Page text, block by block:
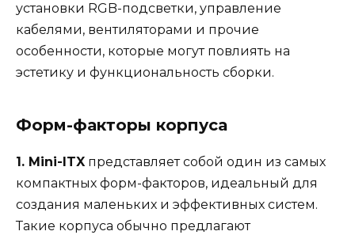
установки RGB-подсветки, управление
кабелями, вентиляторами и прочие
особенности, которые могут повлиять на
эстетику и функциональность сборки.
Форм-факторы корпуса
1. Mini-ITX представляет собой один из самых
компактных форм-факторов, идеальный для
создания маленьких и эффективных систем.
Такие корпуса обычно предлагают